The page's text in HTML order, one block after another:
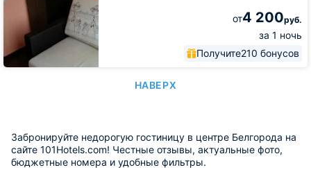
от4 200руб.
за 1 ночь
Получите210 бонусов
НАВЕРХ
Забронируйте недорогую гостиницу в центре Белгорода на
сайте 101Hotels.com! Честные отзывы, актуальные фото,
бюджетные номера и удобные фильтры.